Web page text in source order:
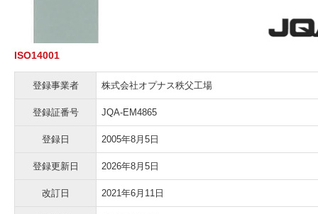
ISO14001
登録事業者 株式会社オプナス秩父工場
登録証番号 JQA-EM4865
登録日 2005年8月5日
登録更新日 2026年8月5日
改訂日 2021年6月11日